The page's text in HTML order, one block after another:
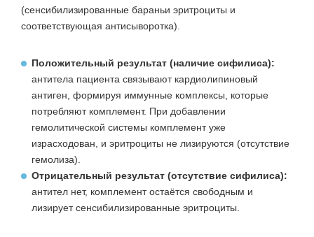
(сенсибилизированные бараньи эритроциты и
соответствующая антисыворотка).
Положительный результат (наличие сифилиса):
антитела пациента связывают кардиолипиновый
антиген, формируя иммунные комплексы, которые
потребляют комплемент. При добавлении
гемолитической системы комплемент уже
израсходован, и эритроциты не лизируются (отсутствие
гемолиза).
Отрицательный результат (отсутствие сифилиса):
антител нет, комплемент остаётся свободным и
лизирует сенсибилизированные эритроциты.